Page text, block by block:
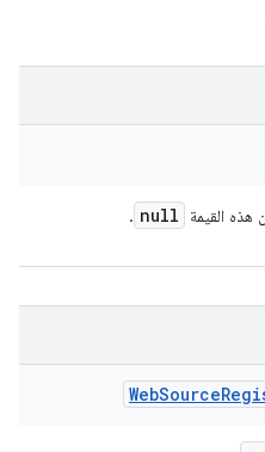
هذه القيمة null
.
WebSource